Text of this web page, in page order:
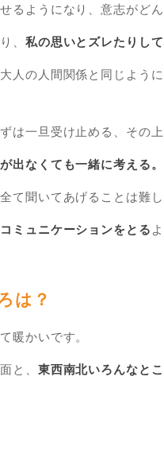
るようになり、意志がど
、 私の思いとズレたりし
人の人間関係と同じように
は一旦受け止める、その
出なくても一緒に考える。
て聞いてあげることは難し
ミュニケーションをとる
は？
暖かいです。
と、 東西南北いろんなと